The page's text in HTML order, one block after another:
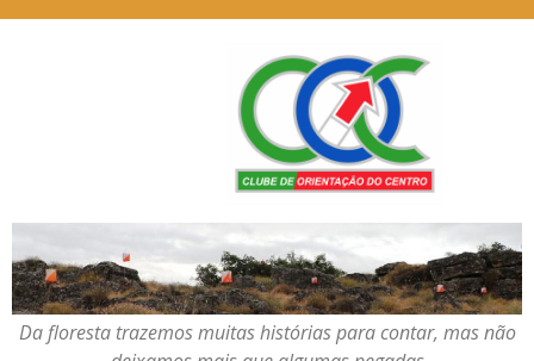
COC – CLUBE DE
ORIENTAÇÃO DO
CENTRO
Da floresta trazemos
muitas histórias para
contar, mas não deixamos
mais que algumas
pegadas
Da floresta trazemos muitas histórias para contar, mas não